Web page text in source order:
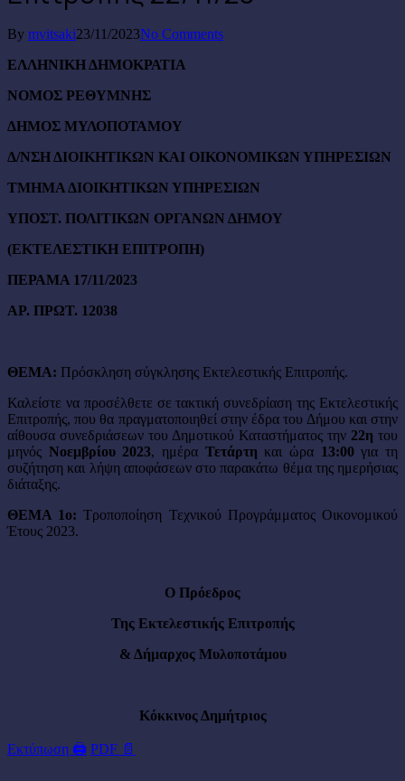
By mvitsaki23/11/2023No Comments
ΕΛΛΗΝΙΚΗ ΔΗΜΟΚΡΑΤΙΑ
NOMOΣ ΡΕΘΥΜΝΗΣ
ΔΗΜΟΣ ΜΥΛΟΠΟΤΑΜΟΥ
Δ/ΝΣΗ ΔΙΟΙΚΗΤΙΚΩΝ ΚΑΙ ΟΙΚΟΝΟΜΙΚΩΝ ΥΠΗΡΕΣΙΩΝ
ΤΜΗΜΑ ΔΙΟΙΚΗΤΙΚΩΝ ΥΠΗΡΕΣΙΩΝ
ΥΠΟΣΤ. ΠΟΛΙΤΙΚΩΝ ΟΡΓΑΝΩΝ ΔΗΜΟΥ
(ΕΚΤΕΛΕΣΤΙΚΗ ΕΠΙΤΡΟΠΗ)
ΠΕΡΑΜΑ 17/11/2023
ΑΡ. ΠΡΩΤ. 12038
ΘΕΜΑ: Πρόσκληση σύγκλησης Εκτελεστικής Επιτροπής.
Καλείστε να προσέλθετε σε τακτική συνεδρίαση της Εκτελεστικής
Επιτροπής, που θα πραγματοποιηθεί στην έδρα του Δήμου και στην
αίθουσα συνεδριάσεων του Δημοτικού Καταστήματος την 22η του
μηνός Νοεμβρίου 2023, ημέρα Τετάρτη και ώρα 13:00για τη
συζήτηση και λήψη αποφάσεων στο παρακάτω θέμα της ημερήσιας
διάταξης.
ΘΕΜΑ 1ο:Τροποποίηση Τεχνικού Προγράμματος Οικονομικού
Έτους 2023.
Ο Πρόεδρος
Της Εκτελεστικής Επιτροπής
& Δήμαρχος Μυλοποτάμου
Κόκκινος Δημήτριος
Εκτύπωση 🖨 PDF 📄